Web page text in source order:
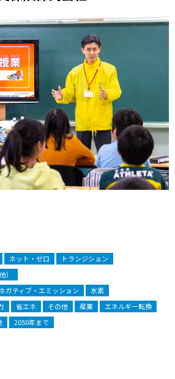
ネット・ゼロ
トランジション
）
ガティブ・エミッション
水素
省エネ その他 産業
エネルギー転換
2050年まで